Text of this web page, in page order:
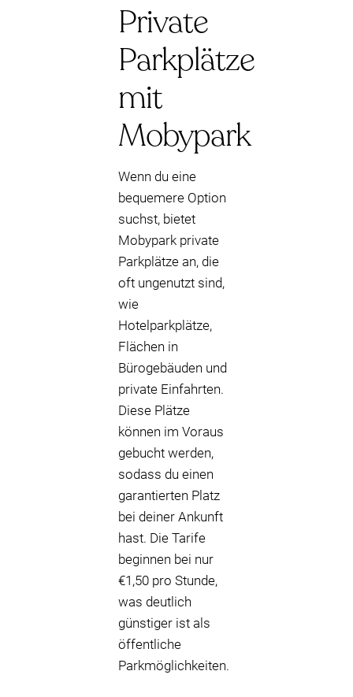
Private
Parkplätze
mit
Mobypark
Wenn du eine
bequemere Option
suchst, bietet
Mobypark private
Parkplätze an, die
oft ungenutzt sind,
wie
Hotelparkplätze,
Flächen in
Bürogebäuden und
private Einfahrten.
Diese Plätze
können im Voraus
gebucht werden,
sodass du einen
garantierten Platz
bei deiner Ankunft
hast. Die Tarife
beginnen bei nur
€1,50 pro Stunde,
was deutlich
günstiger ist als
öffentliche
Parkmöglichkeiten.